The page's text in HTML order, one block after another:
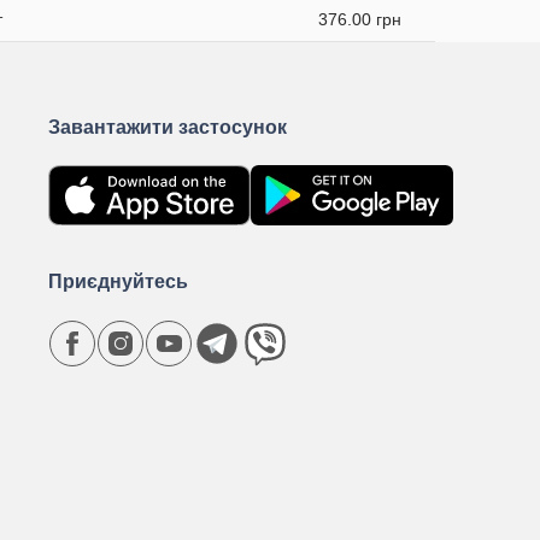
376.00 грн
Завантажити застосунок
Приєднуйтесь